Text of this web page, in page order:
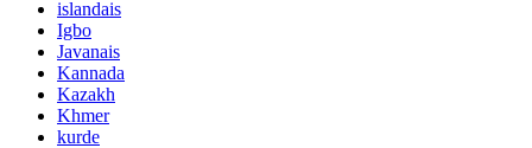
islandais
Igbo
Javanais
Kannada
Kazakh
Khmer
kurde